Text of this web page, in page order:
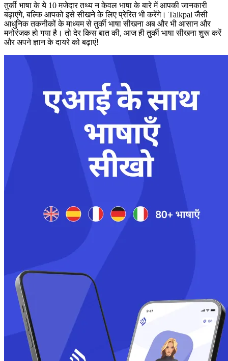
तुर्की भाषा के ये 10 मजेदार तथ्य न केवल भाषा के बारे में आपकी जानकारी
बढ़ाएंगे, बल्कि आपको इसे सीखने के लिए प्रेरित भी करेंगे। Talkpal जैसी
आधुनिक तकनीकों के माध्यम से तुर्की भाषा सीखना अब और भी आसान और
मनोरंजक हो गया है। तो देर किस बात की, आज ही तुर्की भाषा सीखना शुरू करें
और अपने ज्ञान के दायरे को बढ़ाएं!